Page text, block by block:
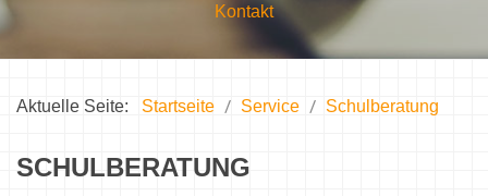
Kontakt
Aktuelle Seite: Startseite Service Schulberatung
SCHULBERATUNG